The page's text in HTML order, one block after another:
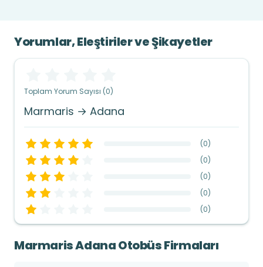
Yorumlar, Eleştiriler ve Şikayetler
Toplam Yorum Sayısı (0)
Marmaris → Adana
(0)
(0)
(0)
(0)
(0)
Marmaris Adana Otobüs Firmaları